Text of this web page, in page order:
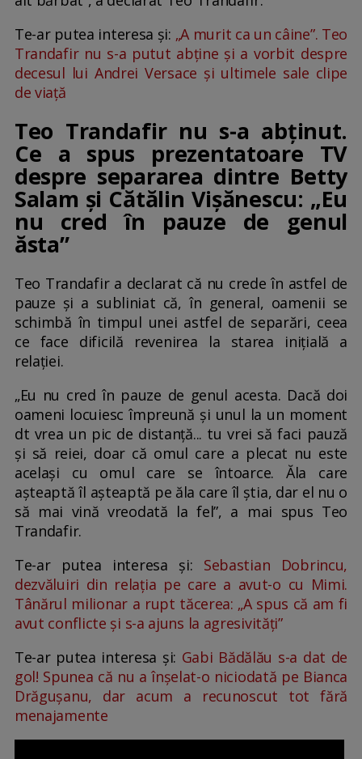
Te-ar putea interesa și: „A murit ca un câine”. Teo
Trandafir nu s-a putut abține și a vorbit despre
decesul lui Andrei Versace și ultimele sale clipe
de viață
Teo Trandafir nu s-a abținut.
Ce a spus prezentatoare TV
despre separarea dintre Betty
Salam și Cătălin Vișănescu: „Eu
nu cred în pauze de genul
ăsta”
Teo Trandafir a declarat că nu crede în astfel de
pauze și a subliniat că, în general, oamenii se
schimbă în timpul unei astfel de separări, ceea
ce face dificilă revenirea la starea inițială a
relației.
„Eu nu cred în pauze de genul acesta. Dacă doi
oameni locuiesc împreună și unul la un moment
dt vrea un pic de distanță... tu vrei să faci pauză
și să reiei, doar că omul care a plecat nu este
același cu omul care se întoarce. Ăla care
așteaptă îl așteaptă pe ăla care îl știa, dar el nu o
să mai vină vreodată la fel”, a mai spus Teo
Trandafir.
Te-ar putea interesa și: Sebastian Dobrincu,
dezvăluiri din relația pe care a avut-o cu Mimi.
Tânărul milionar a rupt tăcerea: „A spus că am fi
avut conflicte și s-a ajuns la agresivități”
Te-ar putea interesa și: Gabi Bădălău s-a dat de
gol! Spunea că nu a înșelat-o niciodată pe Bianca
Drăgușanu, dar acum a recunoscut tot fără
menajamente